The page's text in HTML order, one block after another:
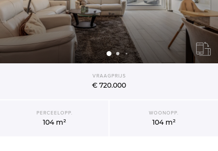
VRAAGPRIJS
€ 720.000
PERCEELOPP.
104 m²
WOONOPP.
104 m²